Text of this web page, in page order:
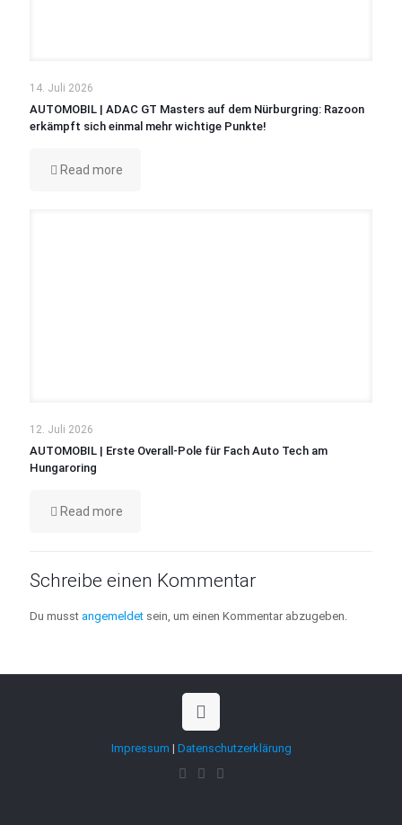
14. Juli 2026
AUTOMOBIL | ADAC GT Masters auf dem Nürburgring: Razoon
erkämpft sich einmal mehr wichtige Punkte!
Read more
12. Juli 2026
AUTOMOBIL | Erste Overall-Pole für Fach Auto Tech am
Hungaroring
Read more
Schreibe einen Kommentar
Du musst angemeldet sein, um einen Kommentar abzugeben.
Impressum | Datenschutzerklärung